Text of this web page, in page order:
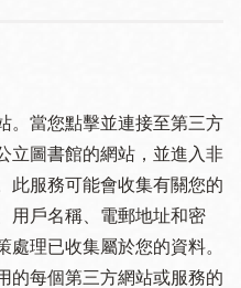
。當您點擊並連接至第三方
立圖書館的網站，並進入非
此服務可能會收集有關您的
用戶名稱、電郵地址和密
理已收集屬於您的資料。
的每個第三方網站或服務的